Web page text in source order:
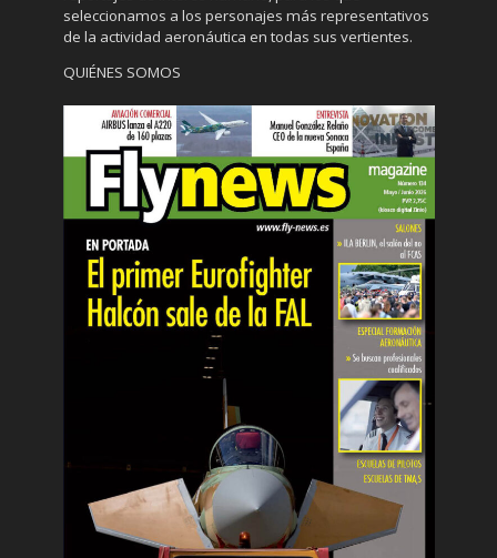
seleccionamos a los personajes más representativos
de la actividad aeronáutica en todas sus vertientes.
QUIÉNES SOMOS